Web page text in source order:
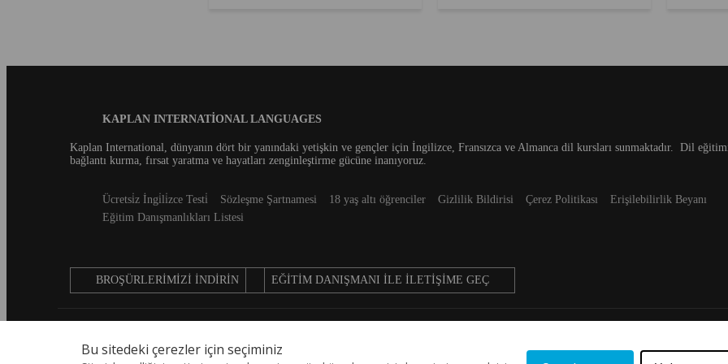
Bu sitedeki çerezler için seçiminiz
arkadaşlarınızı engin bilginizle
KAPLAN INTERNATIONAL LANGUAGES
Kaplan International, dünyanın dört bir yanındaki yetişkin ve gençler için İngilizce, Fransızca ve Almanca dil kursları sunmaktadır. Dil
bağlantı kurma, fırsat yaratma ve hayatları zenginleştirme gücüne inanıyoruz.
SecondaryÜcretsi̇z İngi̇li̇zce Testi̇ Sözleşme Şartnamesi 18 yaş altı öğrenciler Gizlilik Bildirisi Çerez Politikası
Erişilebilirlik Beyanı
Eğitim Danışmanlıkları Listesi
BROŞÜRLERIMIZI İNDIRIN EĞITIM DANIŞMANI ILE İLETIŞIME GEÇ